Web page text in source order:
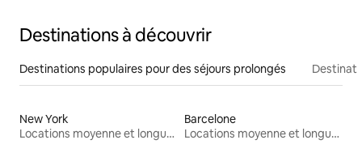
Destinations à découvrir
Destinations populaires pour des séjours prolongés
New York
Locations moyenne et longue durée
Barcelone
Locations moyenne et longue durée